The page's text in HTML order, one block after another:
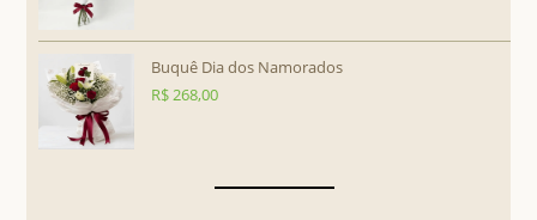
Buquê Dia dos Namorados
R$268,00